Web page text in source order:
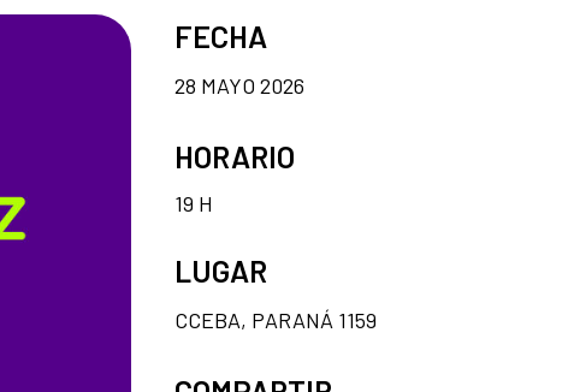
FECHA
28 MAYO 2026
HORARIO
19 H
LUGAR
CCEBA, PARANÁ 1159